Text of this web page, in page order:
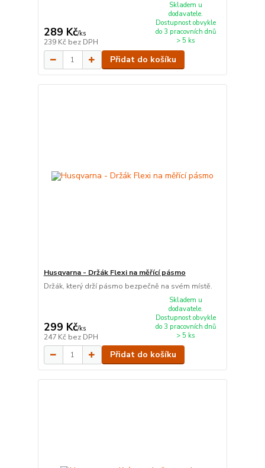
289 Kč/ks
239 Kč bez DPH
Skladem u
dodavatele.
Dostupnost obvykle
do 3 pracovních dnů
> 5 ks
Přidat do košíku
Husqvarna - Držák Flexi na měřící pásmo
Držák, který drží pásmo bezpečně na svém místě.
299 Kč/ks
247 Kč bez DPH
Skladem u
dodavatele.
Dostupnost obvykle
do 3 pracovních dnů
> 5 ks
Přidat do košíku